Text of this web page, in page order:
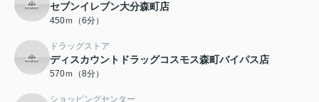
セブンイレブン大分森町店
450ｍ（6分）
ドラッグストア
ディスカウントドラッグコスモス森町バイパス店
570ｍ（8分）
ショッピングセンター